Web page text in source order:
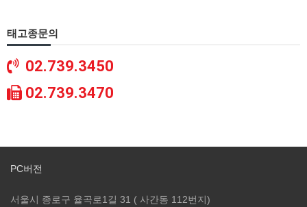
태고종문의
02.739.3450
02.739.3470
PC버전
서울시 종로구 율곡로1길 31 ( 사간동 112번지)